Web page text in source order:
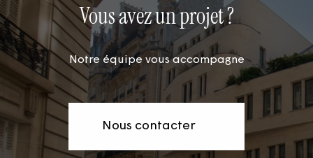
Vous avez un projet ?
Notre équipe vous accompagne
Nous contacter